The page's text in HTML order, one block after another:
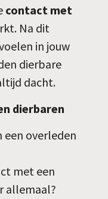
contact met
Na dit
in jouw
dierbare
dacht.
dierbaren
een overleden
met een
allemaal?